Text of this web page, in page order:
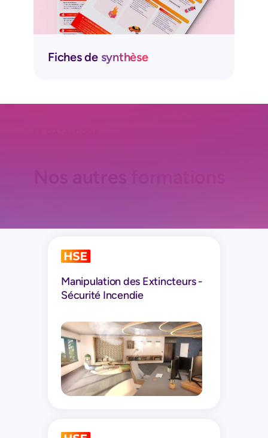
Fiches de synthèse
Manipulation des Extincteurs -
Sécurité Incendie